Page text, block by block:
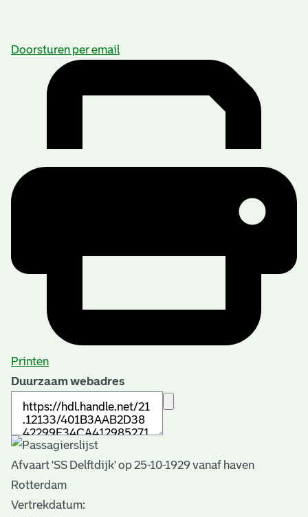
Doorsturen per email
Printen
Duurzaam webadres
Afvaart 'SS Delftdijk' op 25-10-1929 vanaf haven
Rotterdam
Vertrekdatum: